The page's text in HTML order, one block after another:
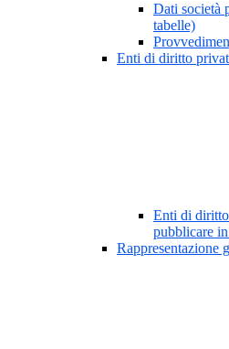
Dati società
tabelle)
Enti di diritto
Enti di
pubblicare
Rappresentazione